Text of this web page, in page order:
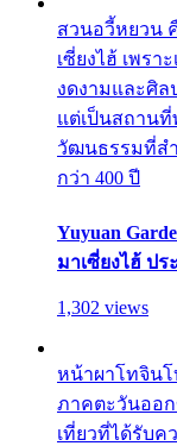
สวนอวี้หยวน
เซี่ยงไฮ้ เพร
งดงามและศิ
แต่เป็นสถาน
วัฒนธรรมที่ส
กว่า 400 ปี
Yuyuan
มาเซี่ยงไฮ้ ปร
1,302 views
หน้าผาโทจินโ
ภาคตะวันออ
เที่ยวที่ได้รับ